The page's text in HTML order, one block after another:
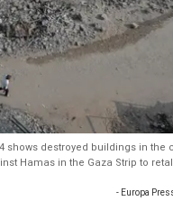
shows destroyed buildings in
Hamas in the Gaza Strip to
- Europa